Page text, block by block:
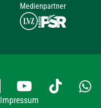
Medienpartner
Impressum